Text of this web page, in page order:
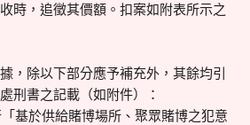
時，追徵其價額。扣案如附表所示之
，除以下部分應予補充外，其餘均引
刑書之記載（如附件）：
基於供給賭博場所、聚眾賭博之犯意